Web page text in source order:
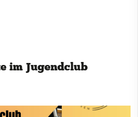
im Jugendclub